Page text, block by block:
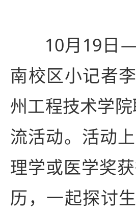
10月19日
南校区小记者
州工程技术学
流活动。活动
理学或医学奖
历，一起探讨